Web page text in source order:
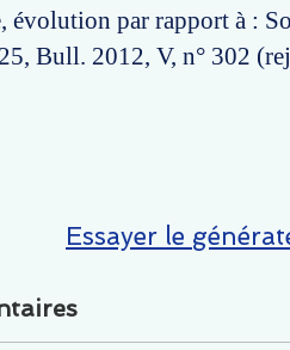
évolution par rapport à :
Bull. 2012, V, n° 302
Essayer le